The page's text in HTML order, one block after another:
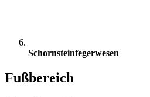
Schornsteinfegerwesen
Fußbereich